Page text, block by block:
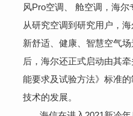
风Pro空调、 舱空调，海尔
从研究空调到研究用户，
新舒适、健康、智慧空气
后，海尔还正式启动由其
能要求及试验方法》标准
技术的发展。